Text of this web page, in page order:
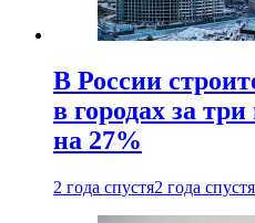
В России
в городах за
на 27%
2 года спустя2 года спустя